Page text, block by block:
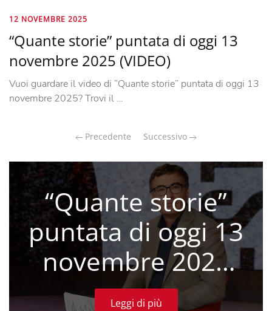
12 NOVEMBRE 2025
“Quante storie” puntata di oggi 13
novembre 2025 (VIDEO)
Vuoi guardare il video di “Quante storie” puntata di oggi 13
novembre 2025? Trovi il …
Precedente Successivo
“Quante storie”
puntata di oggi 13
novembre 2025
(VIDEO)
Leggi di più